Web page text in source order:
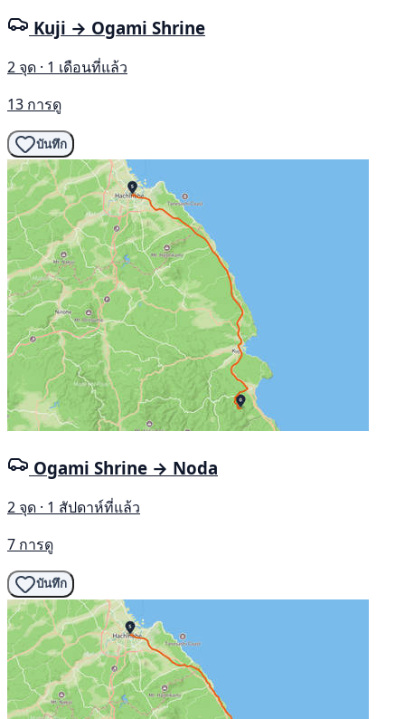
Kuji → Ogami Shrine
2 จุด · 1 เดือนที่แล้ว
13 การดู
บันทึก
Ogami Shrine → Noda
2 จุด · 1 สัปดาห์ที่แล้ว
7 การดู
บันทึก